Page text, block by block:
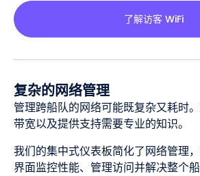
了解访客 WiFi
复杂的网络管理
管理跨船队的网络可能既复杂又耗时
带宽以及提供支持需要专业的知识。
我们的集中式仪表板简化了网络管理
界面监控性能、管理访问并解决整个船